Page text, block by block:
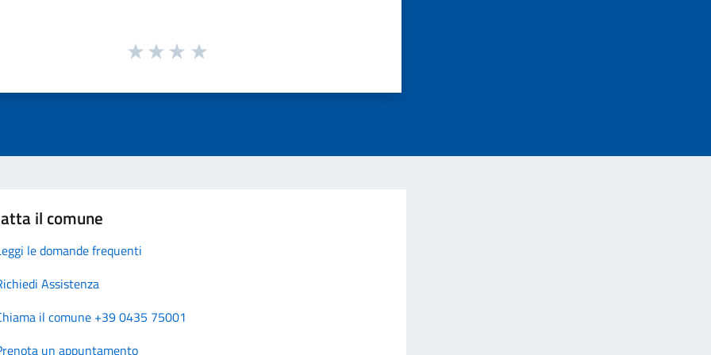
il comune
le domande frequenti
Assistenza
il comune +39 0435 75001
un appuntamento